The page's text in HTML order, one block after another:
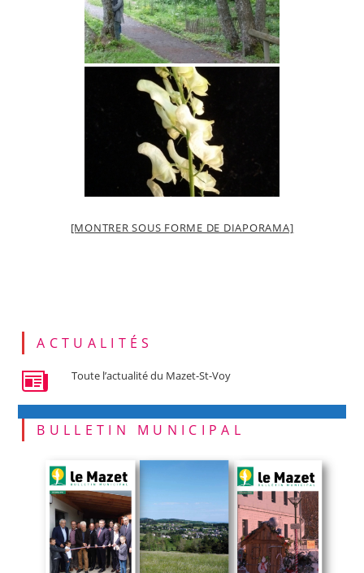
[MONTRER SOUS FORME DE DIAPORAMA]
ACTUALITÉS
Toute l’actualité du Mazet-St-Voy
BULLETIN MUNICIPAL